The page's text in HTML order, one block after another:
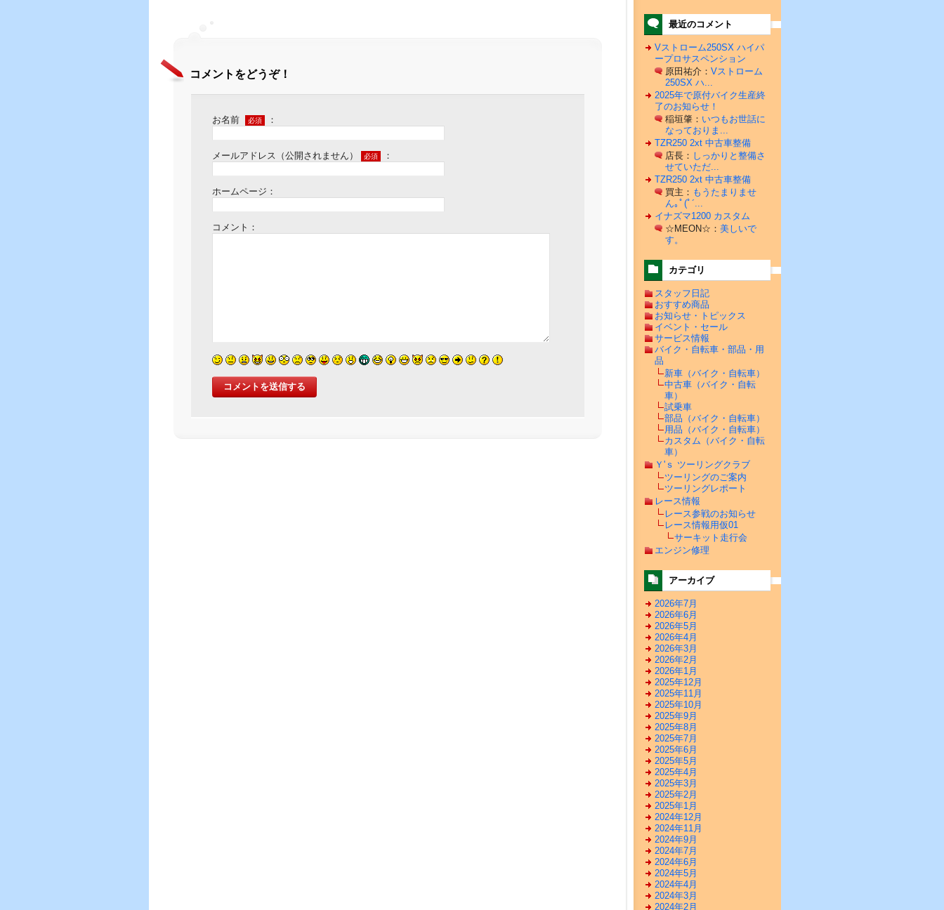
コメントをどうぞ！
お名前 必須 ：
メールアドレス（公開されません） 必須 ：
ホームページ：
コメント：
最近のコメント
Vストローム250SX ハイパ
ープロサスペンション
原田祐介：Vストローム
250SX ハ...
2025年で原付バイク生産終
了のお知らせ！
稲垣肇： いつもお世話に
なっておりま...
TZR250 2xt 中古車整備
店長： しっかりと整備さ
せていただ...
TZR250 2xt 中古車整備
買主： もうたまりませ
ん｡ﾟ(ﾟ´...
イナズマ1200 カスタム
☆MEON☆：美しいで
す。
カテゴリ
スタッフ日記
おすすめ商品
お知らせ・トピックス
イベント・セール
サービス情報
バイク・自転車・部品・用
品
新車（バイク・自転車）
中古車（バイク・自転
車）
試乗車
部品（バイク・自転車）
用品（バイク・自転車）
カスタム（バイク・自転
車）
Ｙ'ｓ ツーリングクラブ
ツーリングのご案内
ツーリングレポート
レース情報
レース参戦のお知らせ
レース情報用仮01
サーキット走行会
エンジン修理
アーカイブ
2026年7月
2026年6月
2026年5月
2026年4月
2026年3月
2026年2月
2026年1月
2025年12月
2025年11月
2025年10月
2025年9月
2025年8月
2025年7月
2025年6月
2025年5月
2025年4月
2025年3月
2025年2月
2025年1月
2024年12月
2024年11月
2024年9月
2024年7月
2024年6月
2024年5月
2024年4月
2024年3月
2024年2月